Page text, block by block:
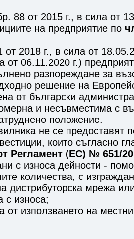
88 от 2015 г., в сила от
на предприятие по
2018 г., в сила от
от 06.11.2020 г.)
разпореждане за
решение на
от български
и несъвместима с
положение.
не се предоставят
които съгласно
Регламент (ЕС) № 651/
с износа дейности -
количества, с
дистрибуторска мрежа
с износа;
използването на местни